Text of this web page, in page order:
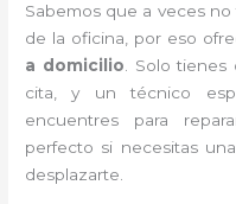
Sabemos que a veces
de la oficina, por eso
a domicilio . Solo
cita, y un técnico
encuentres para
perfecto si necesitas
desplazarte.